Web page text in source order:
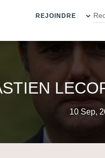
REJOINDRE
10 Sep,